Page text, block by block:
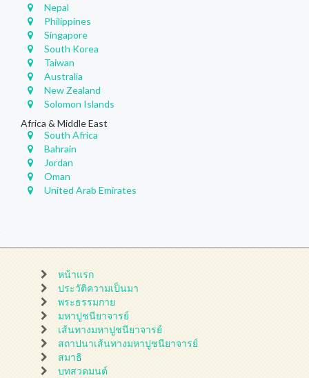
Nepal
Philippines
Singapore
South Korea
Taiwan
Australia
New Zealand
Solomon Islands
Africa & Middle East
South Africa
Bahrain
Jordan
Oman
United Arab Emirates
หน้าแรก
ประวัติความเป็นมา
พระธรรมกาย
มหาปูชนียาจารย์
เส้นทางมหาปูชนียาจารย์
สถาปนาเส้นทางมหาปูชนียาจารย์
สมาธิ
บทสวดมนต์